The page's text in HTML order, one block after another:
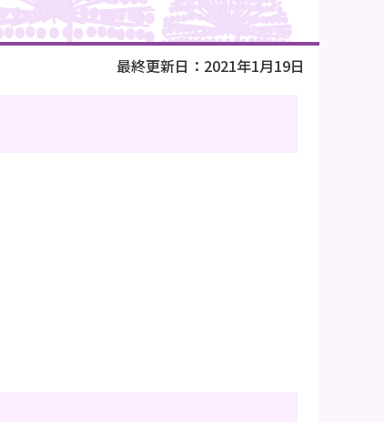
最終更新日：2021年1月19日